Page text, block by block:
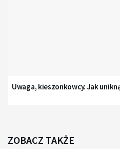
Uwaga, kieszonkowcy. Jak
ZOBACZ TAKŻE